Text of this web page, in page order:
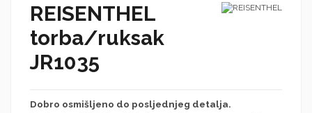
REISENTHEL
torba/ruksak
JR1035
Dobro osmišljeno do posljednjeg detalja.